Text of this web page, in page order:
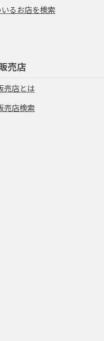
るお店を検索
売店
売店とは
売店検索